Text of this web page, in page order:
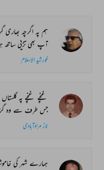
ہم پہ اگرچہ بھاری
آپ بھی تڑپی
خورشید الاسلام
غنچے غنچے پہ
جس طرف سے وہ گزر
ناز مرادآبادی
ہمارے شہر کی